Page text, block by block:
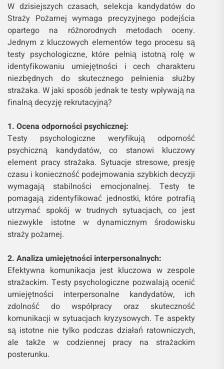
W dzisiejszych czasach, selekcja kandydatów do
Straży Pożarnej wymaga precyzyjnego podejścia
opartego na różnorodnych metodach oceny.
Jednym z kluczowych elementów tego procesu są
testy psychologiczne, które pełnią istotną rolę w
identyfikowaniu umiejętności i cech charakteru
niezbędnych do skutecznego pełnienia służby
strażaka. W jaki sposób jednak te testy wpływają na
finalną decyzję rekrutacyjną?
1. Ocena odporności psychicznej:
Testy psychologiczne weryfikują odporność
psychiczną kandydatów, co stanowi kluczowy
element pracy strażaka. Sytuacje stresowe, presję
czasu i konieczność podejmowania szybkich decyzji
wymagają stabilności emocjonalnej. Testy te
pomagają zidentyfikować jednostki, które potrafią
utrzymać spokój w trudnych sytuacjach, co jest
niezwykle istotne w dynamicznym środowisku
straży pożarnej.
2. Analiza umiejętności interpersonalnych:
Efektywna komunikacja jest kluczowa w zespole
strażackim. Testy psychologiczne pozwalają ocenić
umiejętności interpersonalne kandydatów, ich
zdolność do współpracy oraz skuteczność
komunikacji w sytuacjach kryzysowych. Te aspekty
są istotne nie tylko podczas działań ratowniczych,
ale także w codziennej pracy na strażackim
posterunku.